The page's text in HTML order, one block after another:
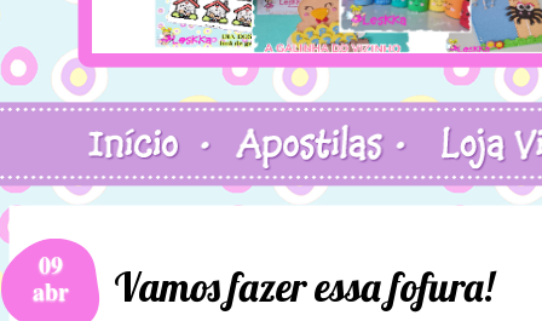
09
abr Vamos fazer essa fofura!